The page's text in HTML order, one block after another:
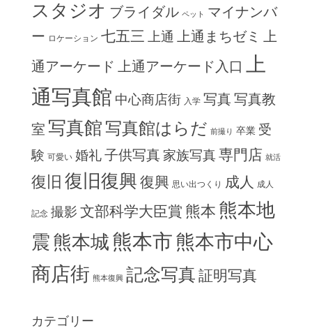
スタジオ ブライダル ペット
マイナンバ
ー ロケーション 七五三 上通 上通まちゼミ
上
通アーケード
上通アーケード入口
上
通写真館 中心商店街 入学 写真写真教
室 写真館 写真館はらだ 前撮り 卒業 受
験 可愛い 婚礼子供写真 家族写真専門店 就活
復旧 復旧復興 復興 思い出つくり 成人 成人
記念 撮影 文部科学大臣賞 熊本 熊本地
震 熊本城 熊本市熊本市中心
商店街 熊本復興 記念写真 証明写真
カテゴリー